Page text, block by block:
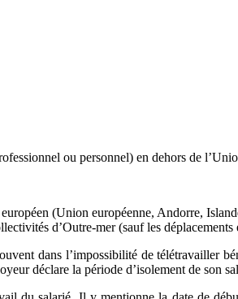
ou personnel) en dehors de
(Union européenne, Andorre,
d’Outre-mer (sauf les
dans l’impossibilité de télétravailler
déclare la période d’isolement de son